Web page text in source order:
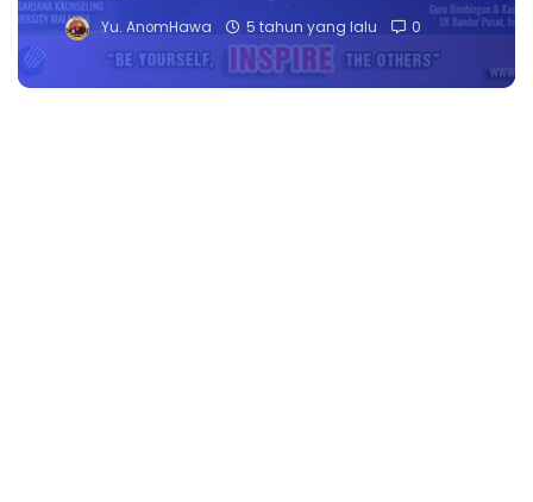
Yu. AnomHawa 5 tahun yang lalu 0